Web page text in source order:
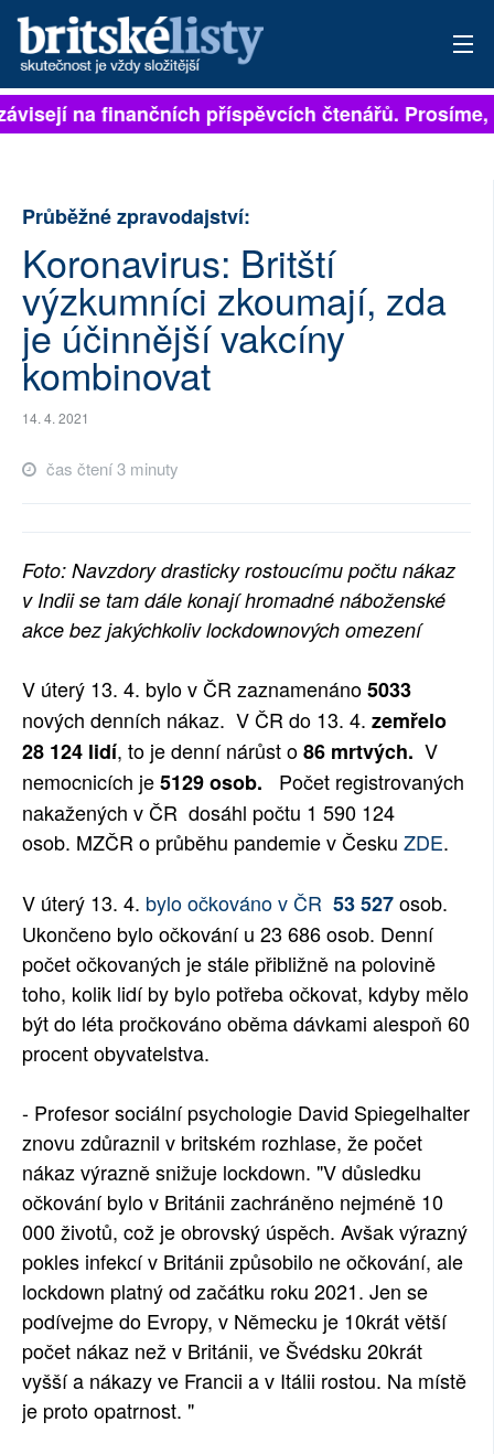
PŘIHLÁSIT
ARCHIV
ROZHOVORY
TÉMATA
NEJČTENĚJŠÍ ZA 7 DNÍ
AUTOŘI
PŘÍSPĚVKY NA PROVOZ
RUBRIKY
PLNÁ VERZE STRÁNEK
na finančních příspěvcích čtenářů. Prosíme,
Průběžné zpravodajství:
Koronavirus: Britští
výzkumníci zkoumají, zda
je účinnější vakcíny
kombinovat
14. 4. 2021
čas čtení 3 minuty
Foto: Navzdory drasticky rostoucímu počtu nákaz
v Indii se tam dále konají hromadné náboženské
akce bez jakýchkoliv lockdownových omezení
V úterý 13. 4. bylo v ČR zaznamenáno5033
nových denních nákaz. V ČR do 13. 4. zemřelo
28 124 lidí, to je denní nárůst o86 mrtvých. V
nemocnicích je5129osob.
Počet registrovaných
nakažených v ČR dosáhl počtu 1 590 124
osob. MZČR o průběhu pandemie v Česku ZDE.
V úterý 13. 4. bylo očkováno v ČR 53 527osob.
Ukončeno bylo očkování u 23 686osob. Denní
počet očkovaných je stále přibližně na polovině
toho, kolik lidí by bylo potřeba očkovat, kdyby mělo
být do léta pročkováno oběma dávkami alespoň 60
procent obyvatelstva.
- Profesor sociální psychologie David Spiegelhalter
znovu zdůraznil v britském rozhlase, že počet
nákaz výrazně snižuje lockdown. "V důsledku
očkování bylo v Británii zachráněno nejméně 10
000 životů, což je obrovský úspěch. Avšak výrazný
pokles infekcí v Británii způsobilo ne očkování, ale
lockdown platný od začátku roku 2021. Jen se
podívejme do Evropy, v Německu je 10krát větší
počet nákaz než v Británii, ve Švédsku 20krát
vyšší a nákazy ve Francii a v Itálii rostou. Na místě
je proto opatrnost. "